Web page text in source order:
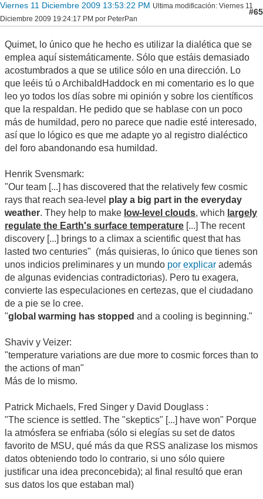
Viernes 11 Diciembre 2009 13:53:22 PM Ultima modificación: Viernes 11
Diciembre 2009 19:24:17 PM por PeterPan
#65
Quimet, lo único que he hecho es utilizar la dialética que se
emplea aquí sistemáticamente. Sólo que estáis demasiado
acostumbrados a que se utilice sólo en una dirección. Lo
que leéis tú o ArchibaldHaddock en mi comentario es lo que
leo yo todos los días sobre mi opinión y sobre los científicos
que la respaldan. He pedido que se hablase con un poco
más de humildad, pero no parece que nadie esté interesado,
así que lo lógico es que me adapte yo al registro dialéctico
del foro abandonando esa humildad.
Henrik Svensmark:
"Our team [...] has discovered that the relatively few cosmic
rays that reach sea-level play a big part in the everyday
weather. They help to make low-level clouds, which largely
regulate the Earth's surface temperature [...] The recent
discovery [...] brings to a climax a scientific quest that has
lasted two centuries" (más quisieras, lo único que tienes son
unos indicios preliminares y un mundo por explicar además
de algunas evidencias contradictorias). Pero tu exagera,
convierte las especulaciones en certezas, que el ciudadano
de a pie se lo cree.
"global warming has stopped and a cooling is beginning."
Shaviv y Veizer:
"temperature variations are due more to cosmic forces than to
the actions of man"
Más de lo mismo.
Patrick Michaels, Fred Singer y David Douglass :
"The science is settled. The "skeptics" [...] have won" Porque
la atmósfera se enfriaba (sólo si elegías su set de datos
favorito de MSU, qué más da que RSS analizase los mismos
datos obteniendo todo lo contrario, si uno sólo quiere
justificar una idea preconcebida); al final resultó que eran
sus datos los que estaban mal)